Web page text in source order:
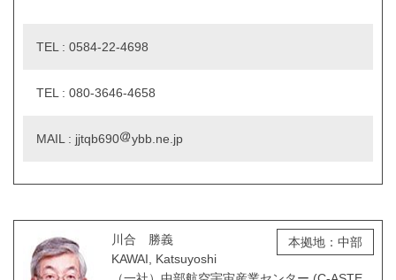
TEL : 0584-22-4698
TEL : 080-3646-4658
MAIL : jjtqb690 ybb.ne.jp
川合 勝義
KAWAI, Katsuyoshi
本拠地：中部